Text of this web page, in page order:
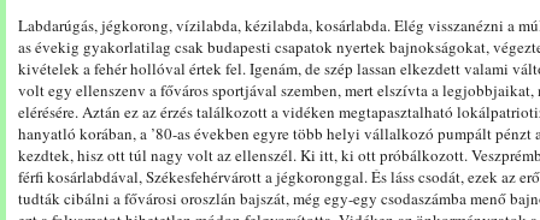
Labdarúgás, jégkorong, vízilabda, kézilabda, kosárlabda. Elég visszanézni a
as évekig gyakorlatilag csak budapesti csapatok nyertek bajnokságokat,
kivételek a fehér hollóval értek fel. Igenám, de szép lassan elkezdett valami
volt egy ellenszenv a főváros sportjával szemben, mert elszívta a
elérésére. Aztán ez az érzés találkozott a vidéken megtapasztalható
hanyatló korában, a ’80-as években egyre több helyi vállalkozó pumpált pénzt
kezdtek, hisz ott túl nagy volt az ellenszél. Ki itt, ki ott próbálkozott.
férfi kosárlabdával, Székesfehérvárott a jégkoronggal. És láss csodát, ezek az
tudták cibálni a fővárosi oroszlán bajszát, még egy-egy csodaszámba menő